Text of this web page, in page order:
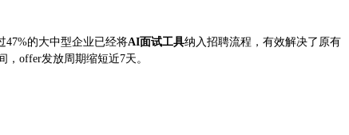
47%的大中型企业已经将AI面试工具纳入招聘流程，有效解决了原有
offer发放周期缩短近7天。